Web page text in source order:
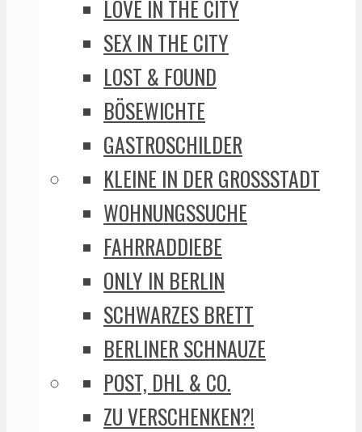
LOVE IN THE CITY
SEX IN THE CITY
LOST & FOUND
BÖSEWICHTE
GASTROSCHILDER
KLEINE IN DER GROSSSTADT
WOHNUNGSSUCHE
FAHRRADDIEBE
ONLY IN BERLIN
SCHWARZES BRETT
BERLINER SCHNAUZE
POST, DHL & CO.
ZU VERSCHENKEN?!